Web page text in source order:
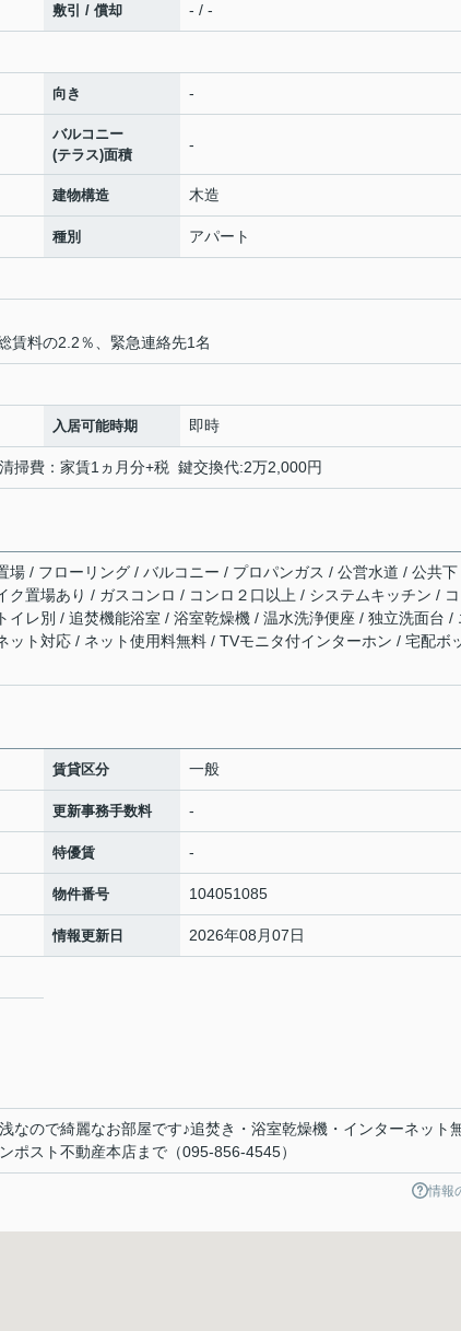
敷引 / 償却 - / -
向き -
バルコニー
(テラス)面積
-
建物構造 木造
種別 アパート
料の2.2％、緊急連絡先1名
入居可能時期 即時
掃費：家賃1ヵ月分+税 鍵交換代:2万2,000円
場 / フローリング / バルコニー / プロパンガス / 公営水道 / 公共下
置場あり / ガスコンロ / コンロ２口以上 / システムキッチン /
イレ別 / 追焚機能浴室 / 浴室乾燥機 / 温水洗浄便座 / 独立洗面台 /
ット対応 / ネット使用料無料 / TVモニタ付インターホン / 宅配ボ
賃貸区分 一般
更新事務手数料 -
特優賃 -
物件番号 104051085
情報更新日 2026年08月07日
なので綺麗なお部屋です♪追焚き・浴室乾燥機・インターネット
ポスト不動産本店まで（095-856-4545）
情報